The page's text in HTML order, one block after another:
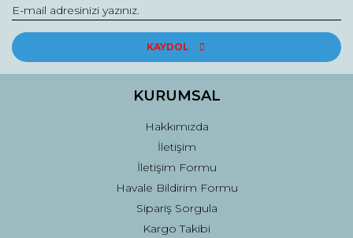
KAYDOL
KURUMSAL
Hakkımızda
İletişim
İletişim Formu
Havale Bildirim Formu
Sipariş Sorgula
Kargo Takibi